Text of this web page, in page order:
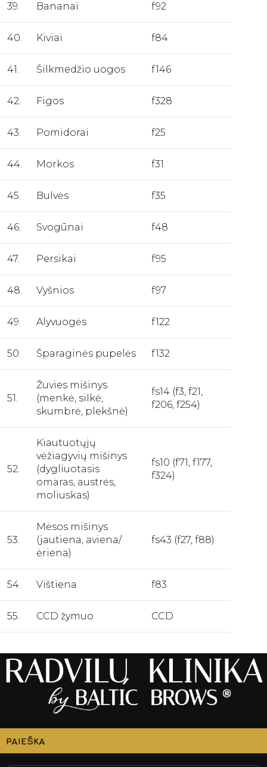
39. Bananai f92
40. Kiviai f84
41. Šilkmedžio uogos f146
42. Figos f328
43. Pomidorai f25
44. Morkos f31
45. Bulvės f35
46. Svogūnai f48
47. Persikai f95
48. Vyšnios f97
49. Alyvuogės f122
50. Šparaginės pupelės f132
51.
Žuvies mišinys
(menkė, silkė,
skumbrė, plekšnė)
fs14 (f3, f21,
f206, f254)
52.
Kiautuotųjų
vėžiagyvių mišinys
(dygliuotasis
omaras, austrės,
moliuskas)
fs10 (f71, f177,
f324)
53.
Mėsos mišinys
(jautiena, aviena/
ėriena)
fs43 (f27, f88)
54. Vištiena f83
55. CCD žymuo CCD
PAIEŠKA